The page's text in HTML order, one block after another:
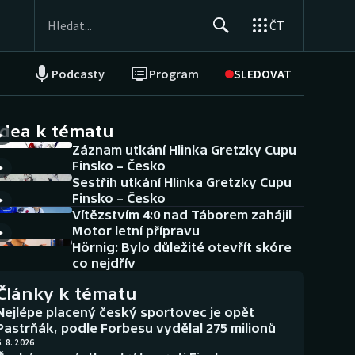
ČT
Podcasty Program SLEDOVAT
NEPŘEHLÉDNĚTE
Historické návraty
Aplikace ČT sport
AZ kvíz
k tématu
Záznam utkání Hlinka Gretzky Cupu
Finsko – Česko
Sestřih utkání Hlinka Gretzky Cupu
Finsko – Česko
Vítězstvím 4:0 nad Táborem zahájil
Motor letní přípravu
Hörnig: Bylo důležité otevřít skóre
co nejdřív
k tématu
placený český sportovec je opět
podle Forbesu vydělal 275 milionů
8. 2026